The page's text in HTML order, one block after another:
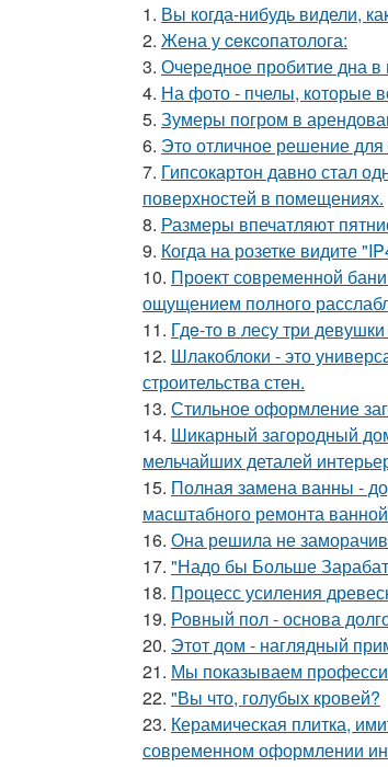
1. Вы когда-нибудь видели,
2. Жена у ceкcопатолога:
3. Очередное пробитие дна в
4. На фото - пчелы, которые
5. Зумеры погром в
6. Это отличное решение для
7. Гипсокартон давно стал
поверхностей в помещениях.
8. Размеры впечатляют
9. Когда на розетке видите
10. Проект современной
ощущением полного
11. Гдe-то в лесу три
12. Шлакоблоки - это
строительства стен.
13. Стильное оформление
14. Шикарный загородный
мельчайших деталей
15. Полная замена ванны -
масштабного ремонта
16. Она решила не
17. "Надо бы Больше
18. Процесс усиления
19. Ровный пол - основа
20. Этот дом - наглядный
21. Мы показываем
22. "Вы что, голубых кровей?
23. Керамическая плитка,
современном оформлении